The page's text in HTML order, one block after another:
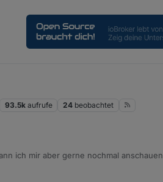
93.5k aufrufe 24 beobachtet
ich mir aber gerne nochmal anschauen